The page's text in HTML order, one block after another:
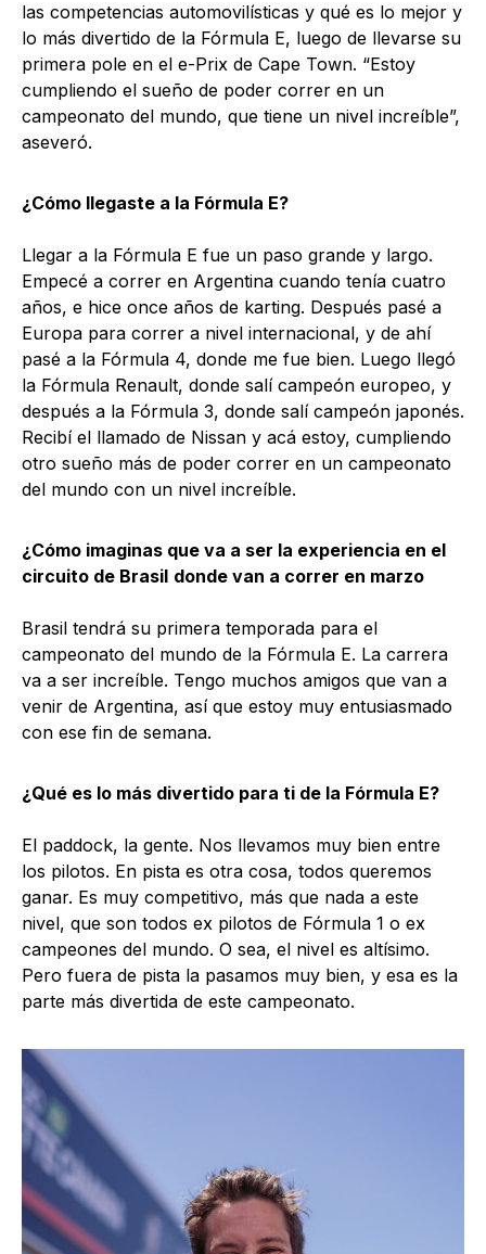
las competencias automovilísticas y qué es lo mejor y
lo más divertido de la Fórmula E, luego de llevarse su
primera pole en el e-Prix de Cape Town. “Estoy
cumpliendo el sueño de poder correr en un
campeonato del mundo, que tiene un nivel increíble”,
aseveró.
¿Cómo llegaste a la Fórmula E?
Llegar a la Fórmula E fue un paso grande y largo.
Empecé a correr en Argentina cuando tenía cuatro
años, e hice once años de karting. Después pasé a
Europa para correr a nivel internacional, y de ahí
pasé a la Fórmula 4, donde me fue bien. Luego llegó
la Fórmula Renault, donde salí campeón europeo, y
después a la Fórmula 3, donde salí campeón japonés.
Recibí el llamado de Nissan y acá estoy, cumpliendo
otro sueño más de poder correr en un campeonato
del mundo con un nivel increíble.
¿Cómo imaginas que va a ser la experiencia en el
circuito de Brasil donde van a correr en marzo
Brasil tendrá su primera temporada para el
campeonato del mundo de la Fórmula E. La carrera
va a ser increíble. Tengo muchos amigos que van a
venir de Argentina, así que estoy muy entusiasmado
con ese fin de semana.
¿Qué es lo más divertido para ti de la Fórmula E?
El paddock, la gente. Nos llevamos muy bien entre
los pilotos. En pista es otra cosa, todos queremos
ganar. Es muy competitivo, más que nada a este
nivel, que son todos ex pilotos de Fórmula 1 o ex
campeones del mundo. O sea, el nivel es altísimo.
Pero fuera de pista la pasamos muy bien, y esa es la
parte más divertida de este campeonato.